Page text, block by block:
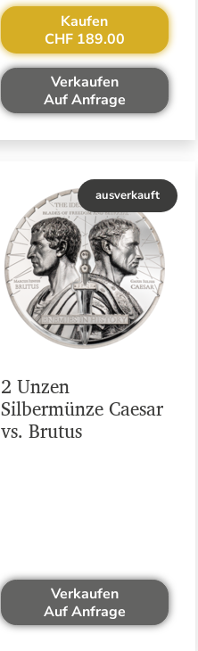
Kaufen
CHF 189.00
Verkaufen
Auf Anfrage
ausverkauft
2 Unzen
Silbermünze Caesar
vs. Brutus
Verkaufen
Auf Anfrage